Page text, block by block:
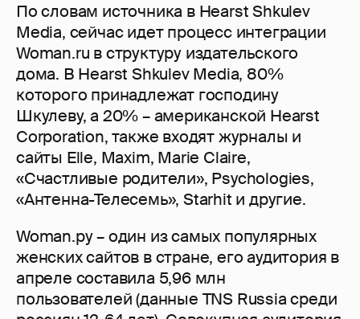
По словам источника в Hearst Shkulev
Media, сейчас идет процесс интеграции
Woman.ru в структуру издательского
дома. В Hearst Shkulev Media, 80%
которого принадлежат господину
Шкулеву, а 20% – американской Hearst
Corporation, также входят журналы и
сайты Elle, Maxim, Marie Claire,
«Счастливые родители», Psychologies,
«Антенна-Телесемь», Starhit и другие.
Woman.ру – один из самых популярных
женских сайтов в стране, его аудитория в
апреле составила 5,96 млн
пользователей (данные TNS Russia среди